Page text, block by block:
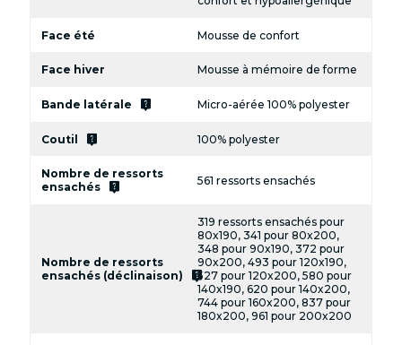
Face été Mousse de confort
Face hiver Mousse à mémoire de forme
Bande latérale live_help Micro-aérée 100% polyester
Coutil live_help 100% polyester
Nombre de ressorts
ensachés
live_help 561 ressorts ensachés
Nombre de ressorts
ensachés (déclinaison)
live_help
319 ressorts ensachés pour
80x190, 341 pour 80x200,
348 pour 90x190, 372 pour
90x200, 493 pour 120x190,
527 pour 120x200, 580 pour
140x190, 620 pour 140x200,
744 pour 160x200, 837 pour
180x200, 961 pour 200x200